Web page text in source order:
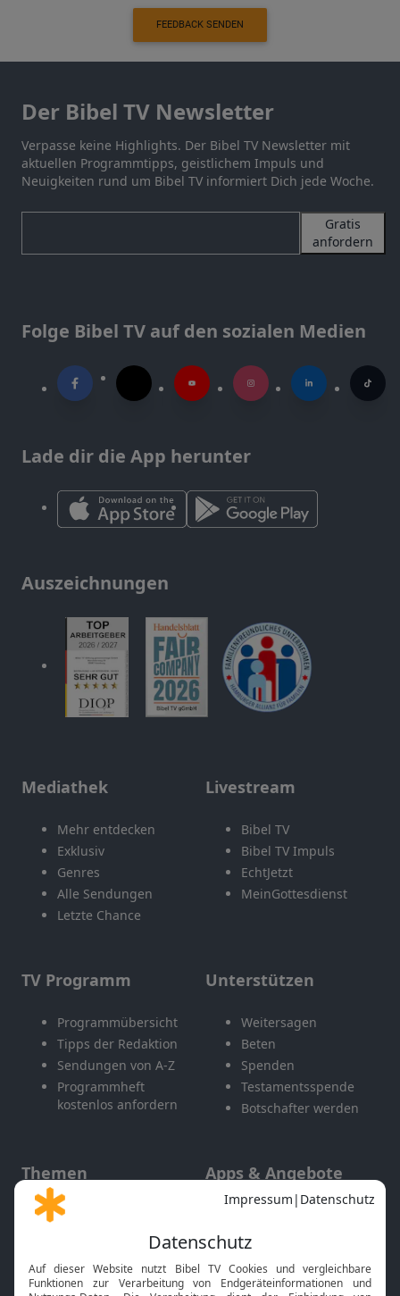
FEEDBACK SENDEN
Der Bibel TV Newsletter
Verpasse keine Highlights. Der Bibel TV Newsletter mit
aktuellen Programmtipps, geistlichem Impuls und
Neuigkeiten rund um Bibel TV informiert Dich jede Woche.
Gratis
anfordern
Folge Bibel TV auf den sozialen Medien
Lade dir die App herunter
Auszeichnungen
Mediathek
Mehr entdecken
Exklusiv
Genres
Alle Sendungen
Letzte Chance
Livestream
Bibel TV
Bibel TV Impuls
EchtJetzt
MeinGottesdienst
TV Programm
Programmübersicht
Tipps der Redaktion
Sendungen von A-Z
Programmheft
kostenlos anfordern
Unterstützen
Weitersagen
Beten
Spenden
Testamentsspende
Botschafter werden
Themen
Gott und Bibel erklärt
Neuigkeiten
Apps & Angebote
Mobile App
Smart TV